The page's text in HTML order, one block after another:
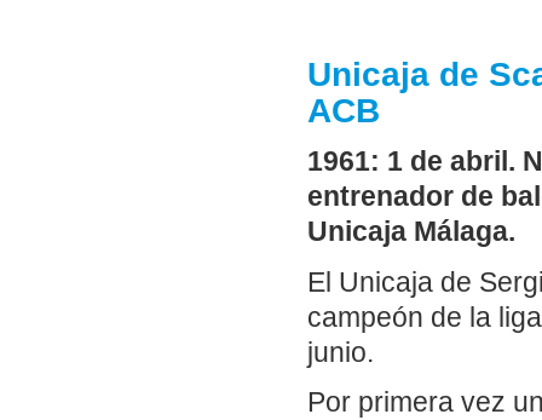
Unicaja de
ACB
1961: 1 de abril.
entrenador de
Unicaja Málaga.
El Unicaja de
campeón de la
junio.
Por primera vez